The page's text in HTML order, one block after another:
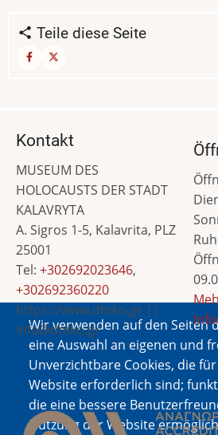
Teile diese Seite
Wir verwenden auf den Seiten
eine Auswahl an eigenen und
Unverzichtbare Cookies, die
Website erforderlich sind;
die eine bessere
Nutzung der Website
Kontakt
MUSEUM DES
HOLOCAUSTS DER STADT
KALAVRYTA
A. Sigros 1-5, Kalavrita, PLZ
25001
Tel: +302692023646,
+302692360220
https://www.dmko.gr ||
info@dmko.gr
Bild